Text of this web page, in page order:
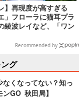
】再現度が高すぎる
」フローラに猫耳プラ
綾波レイなど、「ワン
集結した美女レイヤー
33枚】Recommended by
グ
なくなってない？知っ
GO 秋田局】